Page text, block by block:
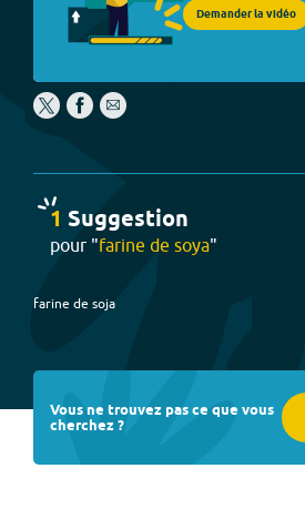
Demander la vidéo
1 Suggestion
pour "farine de soya"
farine de soja
Vous ne trouvez pas ce que vous
cherchez ?